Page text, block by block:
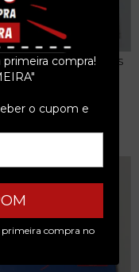
compra!
o cupom e
primeira compra no
SONS - HOLLOW BONES
CD 2016